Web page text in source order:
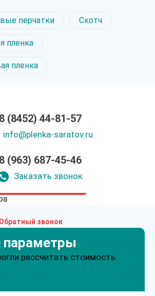
перчатки Скотч
пленка
пленка
8 (8452) 44-81-57
info@plenka-saratov.ru
8 (963) 687-45-46
Заказать звонок
Мешки для мусора
в Саратове
Обратный звонок
параметры
рассчитать стоимость